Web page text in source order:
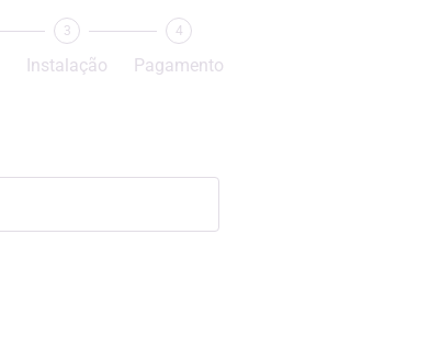
3
Instalação
4
Pagamento